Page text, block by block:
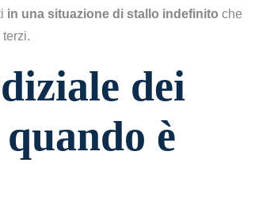
in una situazione di stallo indefinito che
dei
è